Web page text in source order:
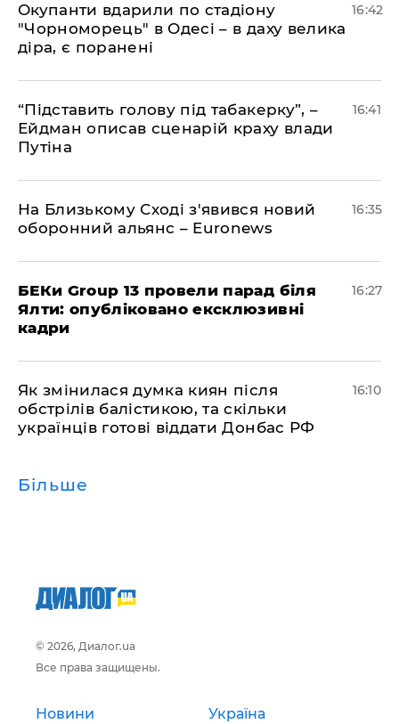
​Окупанти вдарили по стадіону
"Чорноморець" в Одесі – в даху велика
діра, є поранені
16:42
​“Підставить голову під табакерку”, –
Ейдман описав сценарій краху влади
Путіна
16:41
На Близькому Сході з'явився новий
оборонний альянс – Euronews
16:35
БЕКи Group 13 провели парад біля
Ялти: опубліковано ексклюзивні
кадри
16:27
Як змінилася думка киян після
обстрілів балістикою, та скільки
українців готові віддати Донбас РФ
16:10
Більше
© 2026, Диалог.ua
Все права защищены.
Новини Україна